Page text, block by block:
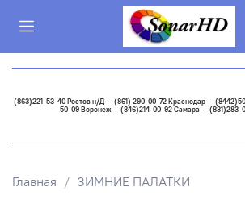
(863)221-53-40 Ростов н/Д -- (861) 290-00-72 Краснодар --
50-09 Воронеж -- (846)214-00-92 Самара -- (831)283-
Главная ЗИМНИЕ ПАЛАТКИ